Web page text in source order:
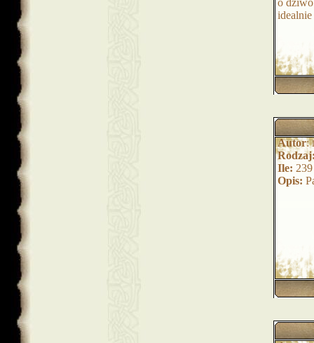
o
Autor:
Ile: 239
Opis: